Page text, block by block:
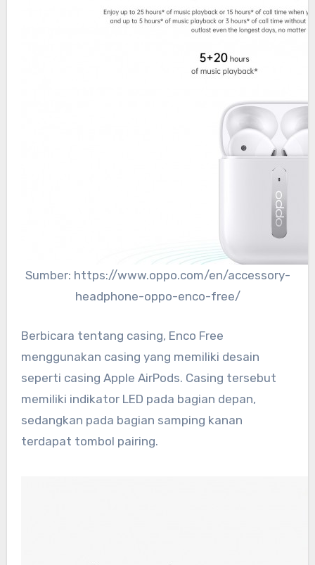
Sumber: https://www.oppo.com/en/accessory-
headphone-oppo-enco-free/
Berbicara tentang casing, Enco Free
menggunakan casing yang memiliki desain
seperti casing Apple AirPods. Casing tersebut
memiliki indikator LED pada bagian depan,
sedangkan pada bagian samping kanan
terdapat tombol pairing.